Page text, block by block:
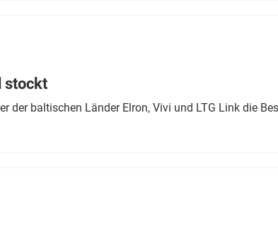
stockt
der baltischen Länder Elron, Vivi und LTG Link die